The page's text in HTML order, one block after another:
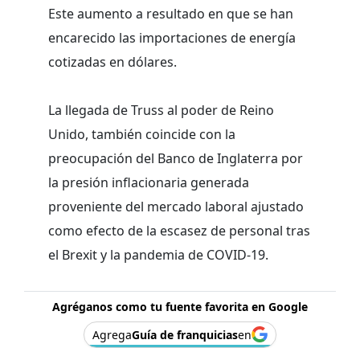
Este aumento a resultado en que se han
encarecido las importaciones de energía
cotizadas en dólares.
La llegada de Truss al poder de Reino
Unido, también coincide con la
preocupación del Banco de Inglaterra por
la presión inflacionaria generada
proveniente del mercado laboral ajustado
como efecto de la escasez de personal tras
el Brexit y la pandemia de COVID-19.
Agréganos como tu fuente favorita en Google
AgregaGuía de franquiciasen